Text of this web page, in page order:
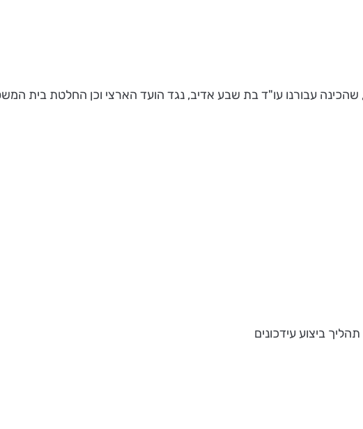
ביצוע עידכונים